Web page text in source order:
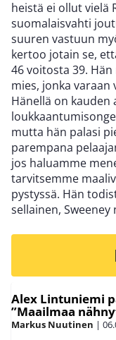
heistä ei ollut vielä
suomalaisvahti
suuren vastuun
kertoo jotain se,
46 voitosta 39.
mies, jonka
Hänellä on kauden
mutta hän palasi
parempana
jos haluamme
tarvitsemme
pystyssä. Hän
sellainen, Sweeney
Alex Lintuniemi
”Maailmaa
Markus Nuutinen |